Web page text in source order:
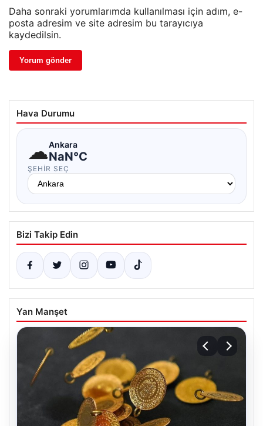
Daha sonraki yorumlarımda kullanılması için adım, e-
posta adresim ve site adresim bu tarayıcıya
kaydedilsin.
Hava Durumu
☁Ankara
NaN°C
ŞEHIR SEÇ
Bizi Takip Edin
Yan Manşet